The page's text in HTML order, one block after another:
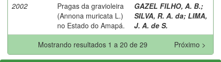
2002
Pragas da gravioleira
(Annona muricata L.)
no Estado do Amapá.
GAZEL FILHO, A. B.;
SILVA, R. A. da; LIMA,
J. A. de S.
Mostrando resultados 1 a 20 de 29
Próximo >